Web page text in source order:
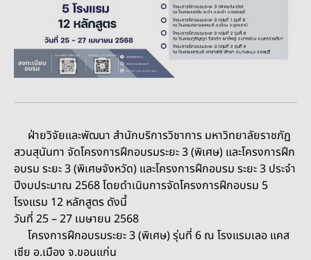
ฝ่ายวิจัยและพัฒนา สำนักบริการวิชาการ มหาวิทยาลัยราชภัฏ
สวนสุนันทา จัดโครงการฝึกอบรมระยะ 3 (พิเศษ) และโครงการฝึก
อบรม ระยะ 3 (พิเศษจังหวัด) และโครงการฝึกอบรม ระยะ 3 ประจำ
ปีงบประมาณ 2568 โดยดำเนินการจัดโครงการฝึกอบรม 5
โรงแรม 12 หลักสูตร ดังนี้
วันที่ 25 – 27 เมษายน 2568
โครงการฝึกอบรมระยะ 3 (พิเศษ) รุ่นที่ 6 ณ โรงแรมเลอ แคส
เซีย อ.เมือง จ.ขอนแก่น